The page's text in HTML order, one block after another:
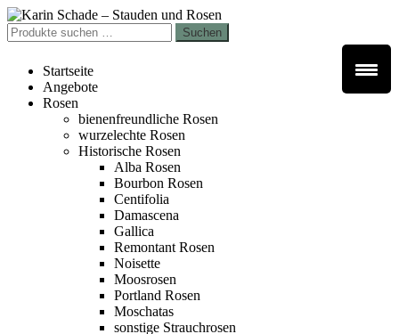
Zur
Navigation
springen
Zum
Inhalt
springen
Suchen
nach:
Suchen
Startseite
Angebote
Rosen
bienenfreundliche Rosen
wurzelechte Rosen
Historische Rosen
Alba Rosen
Bourbon Rosen
Centifolia
Damascena
Gallica
Remontant Rosen
Noisette
Moosrosen
Portland Rosen
Moschatas
sonstige Strauchrosen